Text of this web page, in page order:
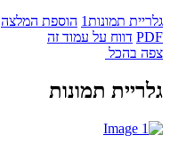
גלריית תמונות1 הוספת המלצה
PDF דווח על עמוד זה
צפה בהכל
גלריית תמונות